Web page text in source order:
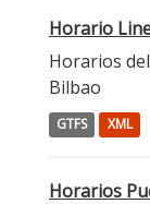
Horario
Horarios
Bilbao
GTFS XML
Horarios